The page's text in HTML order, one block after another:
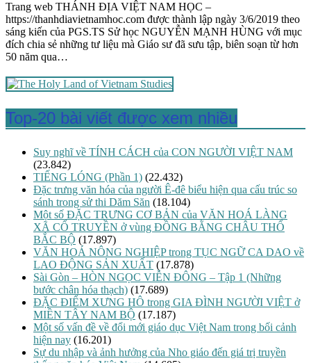
Trang web THÁNH ĐỊA VIỆT NAM HỌC –
https://thanhdiavietnamhoc.com được thành lập ngày 3/6/2019 theo
sáng kiến của PGS.TS Sử học NGUYỄN MẠNH HÙNG với mục
đích chia sẻ những tư liệu mà Giáo sư đã sưu tập, biên soạn từ hơn
50 năm qua…
Top-20 bài viết được xem nhiều
Suy nghĩ về TÍNH CÁCH của CON NGƯỜI VIỆT NAM
(23.842)
TIẾNG LÓNG (Phần 1) (22.432)
Đặc trưng văn hóa của người Ê-đê biểu hiện qua cấu trúc so
sánh trong sử thi Dăm Săn (18.104)
Một số ĐẶC TRƯNG CƠ BẢN của VĂN HOÁ LÀNG
XÃ CỔ TRUYỀN ở vùng ĐỒNG BẰNG CHÂU THỔ
BẮC BỘ (17.897)
VĂN HOÁ NÔNG NGHIỆP trong TỤC NGỮ CA DAO về
LAO ĐỘNG SẢN XUẤT (17.878)
Sài Gòn – HÒN NGỌC VIỄN ĐÔNG – Tập 1 (Những
bước chân hóa thạch) (17.689)
ĐẶC ĐIỂM XƯNG HÔ trong GIA ĐÌNH NGƯỜI VIỆT ở
MIỀN TÂY NAM BỘ (17.187)
Một số vấn đề về đổi mới giáo dục Việt Nam trong bối cảnh
hiện nay (16.201)
Sự du nhập và ảnh hưởng của Nho giáo đến giá trị truyền